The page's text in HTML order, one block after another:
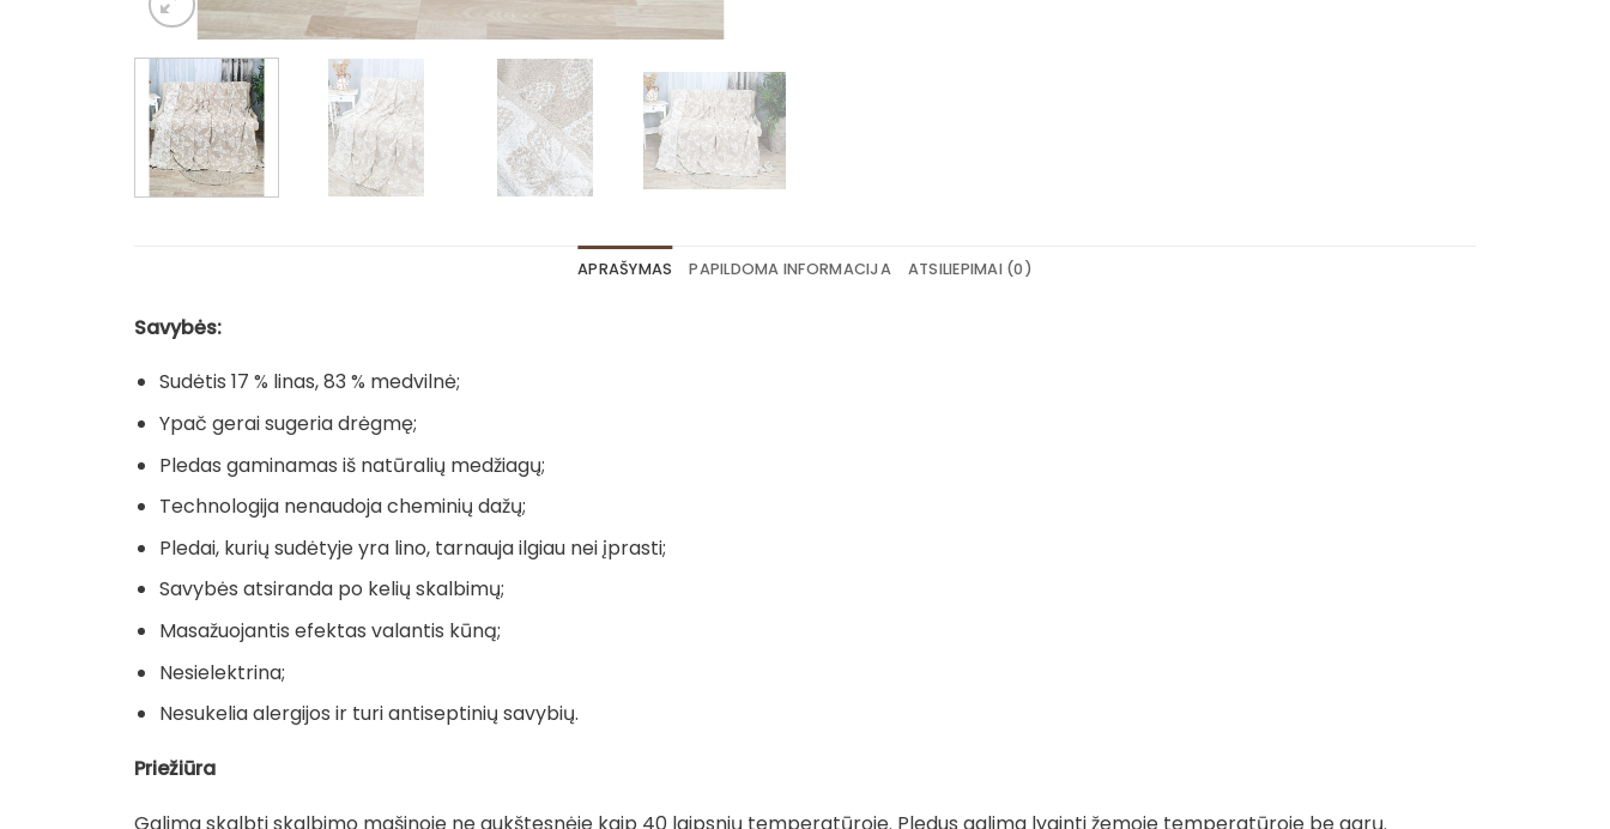
APRAŠYMAS PAPILDOMA INFORMACIJA ATSILIEPIMAI (0)
Savybės:
Sudėtis 17 % linas, 83 % medvilnė;
Ypač gerai sugeria drėgmę;
Pledas gaminamas iš natūralių medžiagų;
Technologija nenaudoja cheminių dažų;
Pledai, kurių sudėtyje yra lino, tarnauja ilgiau nei įprasti;
Savybės atsiranda po kelių skalbimų;
Masažuojantis efektas valantis kūną;
Nesielektrina;
Nesukelia alergijos ir turi antiseptinių savybių.
Priežiūra
Galima skalbti skalbimo mašinoje ne aukštesnėje kaip 40 laipsnių temperatūroje. Pledus galima lyginti žemoje temperatūroje be garų.